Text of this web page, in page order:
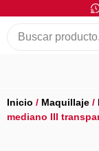
Inicio / Maquillaje /
mediano III